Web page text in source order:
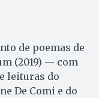
de poemas de
(2019) — com
leituras do
De Comi e do